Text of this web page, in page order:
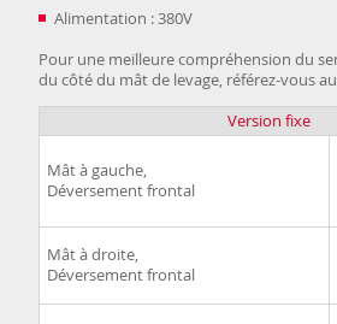
Alimentation : 380V
Pour une meilleure compréhension du
du côté du mât de levage, référez-vous
Version fixe
Mât à gauche,
Déversement frontal
Mât à droite,
Déversement frontal